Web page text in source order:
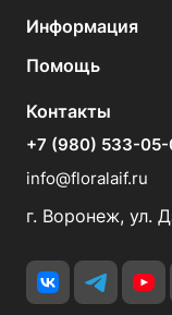
Информация
Помощь
Контакты
+7 (980) 533-05-
info@floralaif.ru
г. Воронеж, ул.